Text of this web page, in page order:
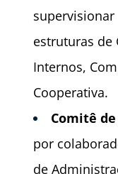
estruturas de
Internos,
Cooperativa.
Comitê
por
de